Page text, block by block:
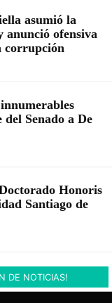
asumió la
anunció ofensiva
corrupción
del Senado a De
Honoris
Santiago de
DE NOTICIAS!